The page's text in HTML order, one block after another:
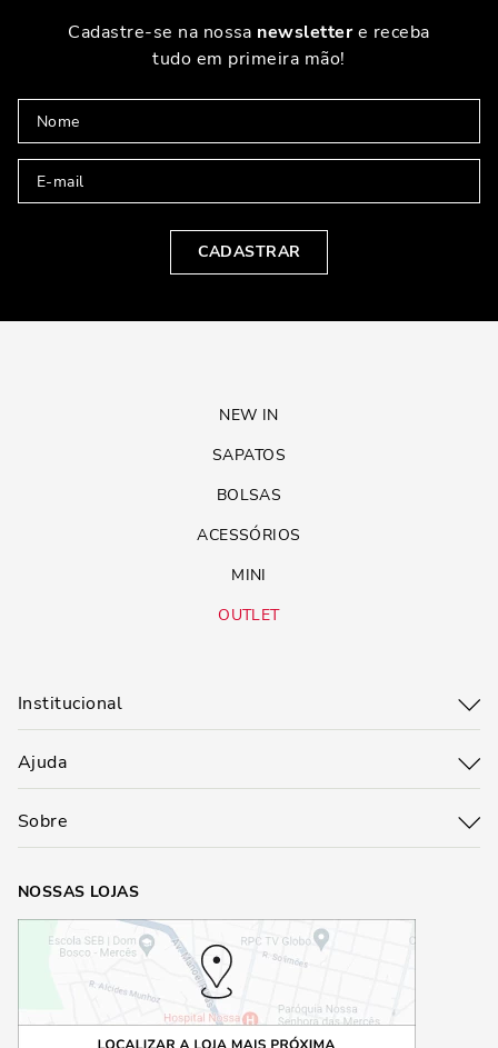
Cadastre-se na nossa newslettere receba
tudo em primeira mão!
CADASTRAR
NEW IN
SAPATOS
BOLSAS
ACESSÓRIOS
MINI
OUTLET
Institucional
Ajuda
Sobre
NOSSAS LOJAS